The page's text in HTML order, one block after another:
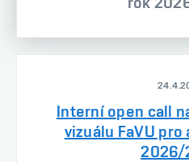
Interní open call
vizuálu FaVU
2026/